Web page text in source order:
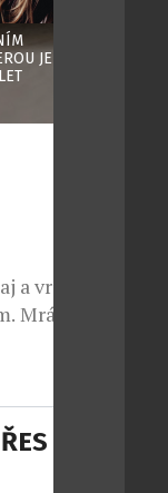
JE
a vrstvy
Mráz,
14